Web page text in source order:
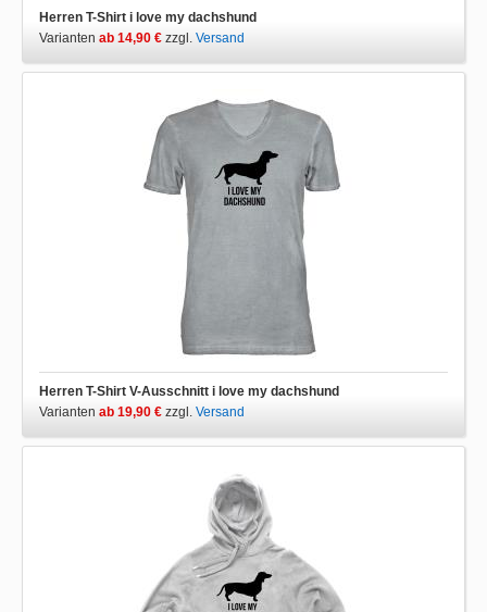
Herren T-Shirt i love my dachshund
Varianten ab 14,90 € zzgl. Versand
Herren T-Shirt V-Ausschnitt i love my dachshund
Varianten ab 19,90 € zzgl. Versand